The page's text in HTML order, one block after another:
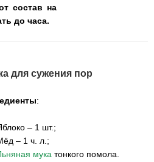
состав на
до часа.
для сужения пор
:
– 1 шт.;
– 1 ч. л.;
мука тонкого помола.